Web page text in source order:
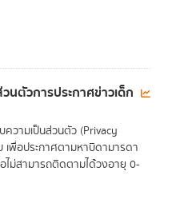
นตัวการประกาศข่าวเด็ก
ความเป็นส่วนตัว (Privacy
เพื่อประกาศตามหาบิดามารดา
ม่สามารถติดตามได้่วงอายุ 0-